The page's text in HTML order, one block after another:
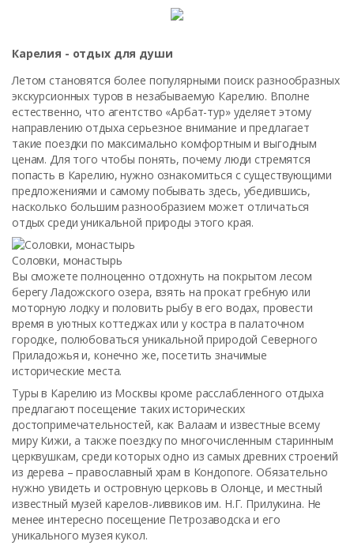
Карелия - отдых для души
Летом становятся более популярными поиск разнообразных
экскурсионных туров в незабываемую Карелию. Вполне
естественно, что агентство «Арбат-тур» уделяет этому
направлению отдыха серьезное внимание и предлагает
такие поездки по максимально комфортным и выгодным
ценам. Для того чтобы понять, почему люди стремятся
попасть в Карелию, нужно ознакомиться с существующими
предложениями и самому побывать здесь, убедившись,
насколько большим разнообразием может отличаться
отдых среди уникальной природы этого края.
Соловки, монастырь
Вы сможете полноценно отдохнуть на покрытом лесом
берегу Ладожского озера, взять на прокат гребную или
моторную лодку и половить рыбу в его водах, провести
время в уютных коттеджах или у костра в палаточном
городке, полюбоваться уникальной природой Северного
Приладожья и, конечно же, посетить значимые
исторические места.
Туры в Карелию из Москвы кроме расслабленного отдыха
предлагают посещение таких исторических
достопримечательностей, как Валаам и известные всему
миру Кижи, а также поездку по многочисленным старинным
церквушкам, среди которых одно из самых древних строений
из дерева – православный храм в Кондопоге. Обязательно
нужно увидеть и островную церковь в Олонце, и местный
известный музей карелов-ливвиков им. Н.Г. Прилукина. Не
менее интересно посещение Петрозаводска и его
уникального музея кукол.